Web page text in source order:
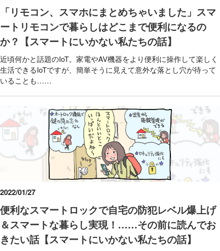
「リモコン、スマホにまとめちゃいました」スマ
ートリモコンで暮らしはどこまで便利になるの
か？【スマートにいかない私たちの話】
近頃何かと話題のIoT。家電やAV機器をより便利に操作して楽しく
生活できるIoTですが、簡単そうに見えて意外な落とし穴が待って
いることも……
便利なスマートロックで自宅の防犯レベル爆上げ
＆スマートな暮らし実現！……その前に読んでお
きたい話【スマートにいかない私たちの話】
2022/01/27